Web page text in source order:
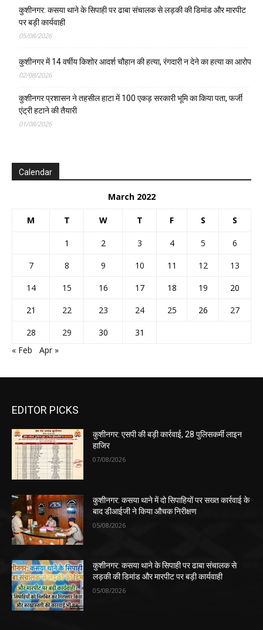
कुशीनगर: कसया थाने के सिपाही पर ढाबा संचालक से लड़की की डिमांड और मारपीट
पर बड़ी कार्यवाही
05/08/2026
कुशीनगर में 14 वर्षीय किशोर आदर्श चौहान की हत्या, रंगदारी न देने का हत्या का आरोप
02/08/2026
कुशीनगर प्रशासन ने तहसील हाटा में 100 एकड़ सरकारी भूमि का किया पता, फर्जी
एंट्री हटाने की तैयारी
01/08/2026
Calendar
March 2022
M T W T F S S
1 2 3 4 5
6
7
8 9 10 11 12
13
14
15 16 17 18 19
20
21
22 23 24 25 26
27
28
29 30
31
« Feb
Apr »
EDITOR PICKS
कुशीनगर: एसपी की बड़ी कार्रवाई, 28 पुलिसकर्मी लाइन
हाजिर
07/08/2026
कुशीनगर: कसया थाने में दो सिपाहियों पर सख्त कार्रवाई के
बाद डीआईजी ने किया औचक निरीक्षण
05/08/2026
कुशीनगर: कसया थाने के सिपाही पर ढाबा संचालक से
लड़की की डिमांड और मारपीट पर बड़ी कार्यवाही
05/08/2026